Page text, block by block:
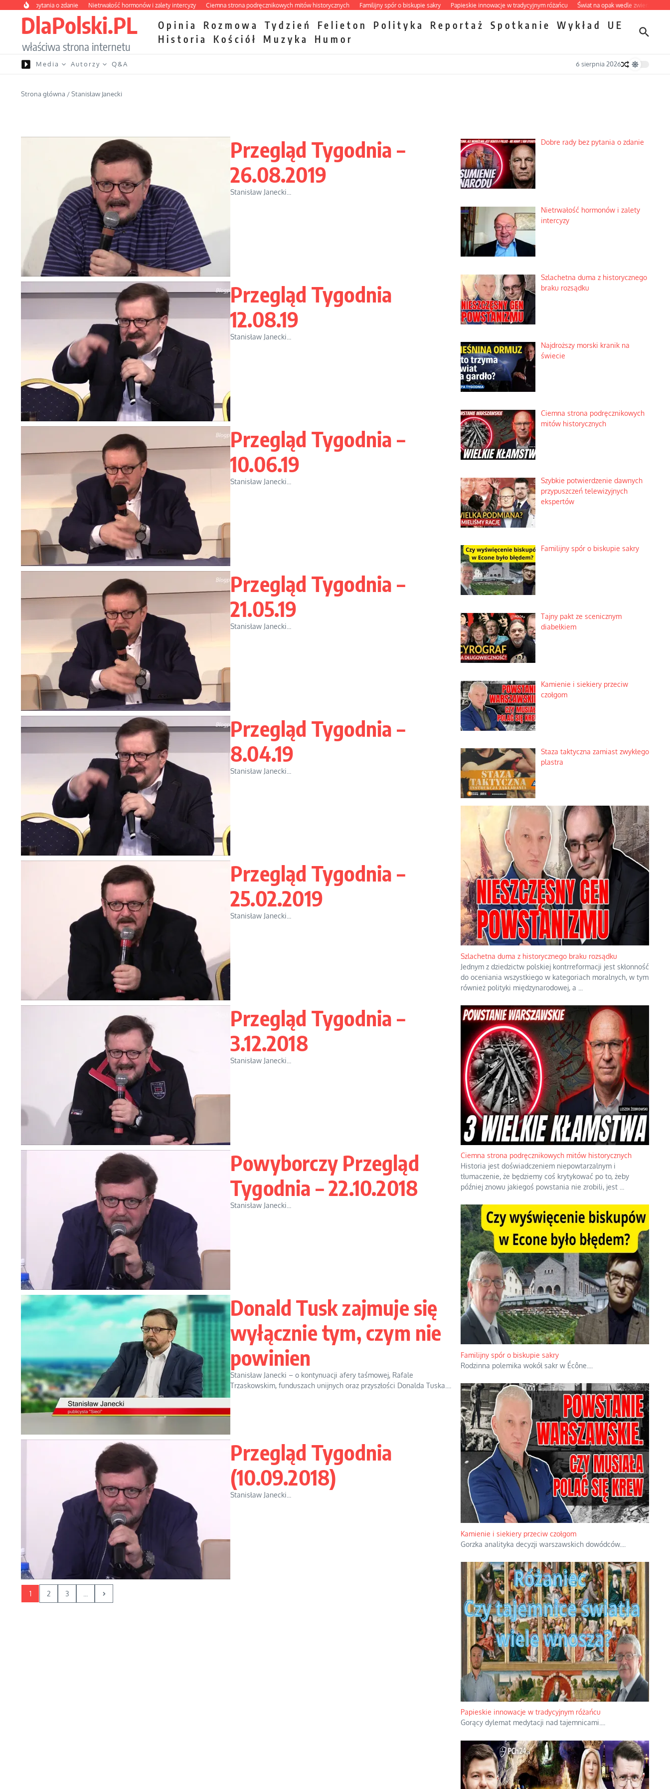
Przejdź do treści
bez pytania o zdanie Nietrwałość hormonów i zalety intercyzy Ciemna strona podręcznikowych mitów historycznych Familijny spór o biskupie sakry Papieskie innowacje w tradycyjnym różańcu Świat na opak wedle zwierząt
DlaPolski.PL
właściwa strona internetu
Opinia Rozmowa Tydzień Felieton Polityka Reportaż Spotkanie Wykład
UE
Historia
Kościół Muzyka Humor
Media Autorzy Q&A 6 sierpnia 2026
Strona główna /Stanisław Janecki
Przegląd Tygodnia –
26.08.2019
Stanisław Janecki...
Przegląd Tygodnia
12.08.19
Stanisław Janecki...
Przegląd Tygodnia –
10.06.19
Stanisław Janecki...
Przegląd Tygodnia –
21.05.19
Stanisław Janecki...
Przegląd Tygodnia –
8.04.19
Stanisław Janecki...
Przegląd Tygodnia –
25.02.2019
Stanisław Janecki...
Przegląd Tygodnia –
3.12.2018
Stanisław Janecki...
Powyborczy Przegląd
Tygodnia – 22.10.2018
Stanisław Janecki...
Donald Tusk zajmuje się
wyłącznie tym, czym nie
powinien
Stanisław Janecki – o kontynuacji afery taśmowej, Rafale
Trzaskowskim, funduszach unijnych oraz przyszłości Donalda Tuska....
Przegląd Tygodnia
(10.09.2018)
Stanisław Janecki...
1 2 3
Dobre rady bez pytania o zdanie
Nietrwałość hormonów i zalety
intercyzy
Szlachetna duma z historycznego
braku rozsądku
Najdroższy morski kranik na
świecie
Ciemna strona podręcznikowych
mitów historycznych
Szybkie potwierdzenie dawnych
przypuszczeń telewizyjnych
ekspertów
Familijny spór o biskupie sakry
Tajny pakt ze scenicznym
diabełkiem
Kamienie i siekiery przeciw
czołgom
Staza taktyczna zamiast zwykłego
plastra
Szlachetna duma z historycznego braku rozsądku
Jednym z dziedzictw polskiej kontrreformacji jest skłonność
do oceniania wszystkiego w kategoriach moralnych, w tym
również polityki międzynarodowej, a
Ciemna strona podręcznikowych mitów historycznych
Historia jest doświadczeniem niepowtarzalnym i
tłumaczenie, że będziemy coś krytykować po to, żeby
później znowu jakiegoś powstania nie zrobili, jest
Familijny spór o biskupie sakry
Rodzinna polemika wokół sakr w Écône.
Kamienie i siekiery przeciw czołgom
Gorzka analityka decyzji warszawskich dowódców.
Papieskie innowacje w tradycyjnym różańcu
Gorący dylemat medytacji nad tajemnicami.